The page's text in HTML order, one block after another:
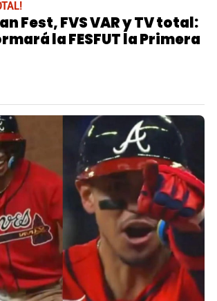
Fest, FVS VAR y TV total:
la FESFUT la Primera